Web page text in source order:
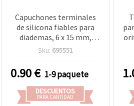
Capuchones terminales
de silicona fiables para
diademas, 6 x 15 mm,
orificio de 4 mm - Pack de
Sku: 695551
0.90€ 1-9 paquete
DESCUENTOS
PARA CANTIDAD